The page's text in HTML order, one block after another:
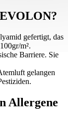
gefertigt, das
m².
Barriere. Sie
gelangen
Allergene